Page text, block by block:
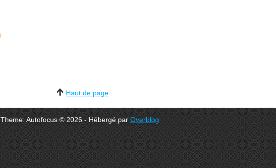
Haut de page
Theme: Autofocus © 2026 - Hébergé parOverblog